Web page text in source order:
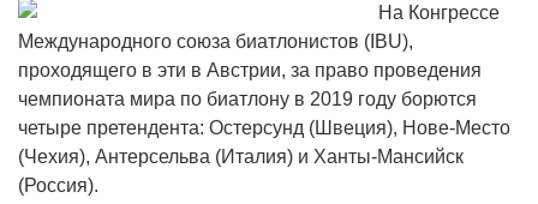
На Конгрессе
Международного союза биатлонистов (IBU),
проходящего в эти в Австрии, за право проведения
чемпионата мира по биатлону в 2019 году борются
четыре претендента: Остерсунд (Швеция), Нове-Место
(Чехия), Антерсельва (Италия) и Ханты-Мансийск
(Россия).